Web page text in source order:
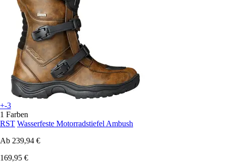
+-3
1 Farben
RST Wasserfeste Motorradstiefel Ambush
Ab 239,94 €
169,95 €